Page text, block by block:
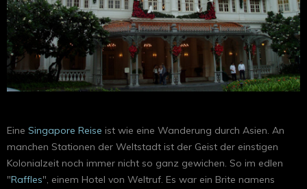
Eine Singapore Reise ist wie eine Wanderung durch Asien. An
manchen Stationen der Weltstadt ist der Geist der einstigen
Kolonialzeit noch immer nicht so ganz gewichen. So im edlen
"Raffles", einem Hotel von Weltruf. Es war ein Brite namens